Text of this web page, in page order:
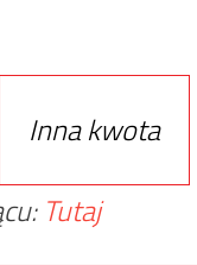
Inna kwota
Tutaj